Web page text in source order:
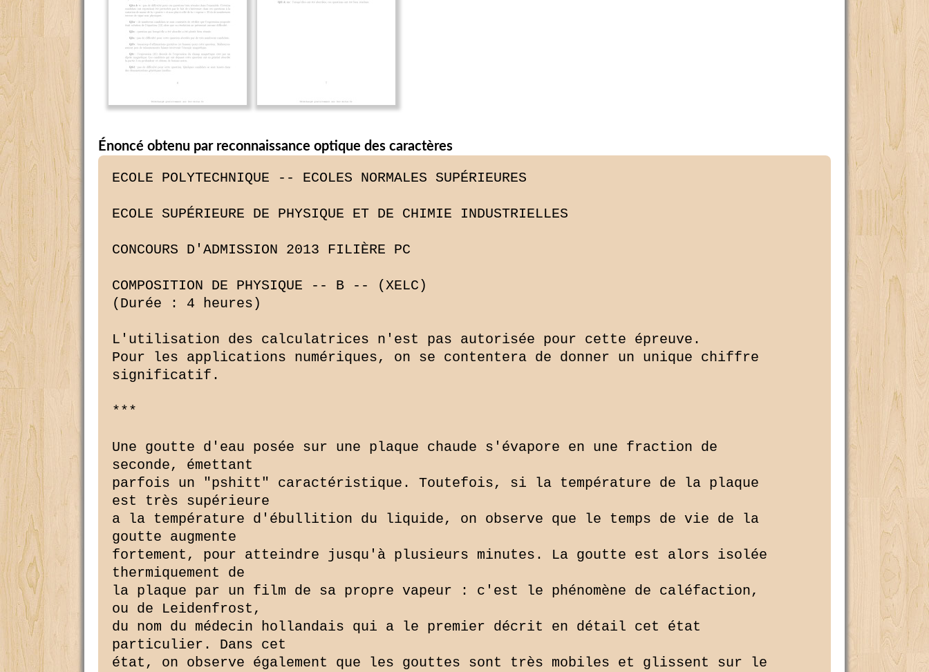
Énoncé obtenu par reconnaissance optique des caractères
ECOLE POLYTECHNIQUE -- ECOLES NORMALES SUPÉRIEURES
ECOLE SUPÉRIEURE DE PHYSIQUE ET DE CHIMIE INDUSTRIELLES
CONCOURS D'ADMISSION 2013 FILIÈRE PC
COMPOSITION DE PHYSIQUE -- B -- (XELC)
(Durée : 4 heures)
L'utilisation des calculatrices n'est pas autorisée pour cette épreuve.
Pour les applications numériques, on se contentera de donner un unique chiffre
significatif.
***
Une goutte d'eau posée sur une plaque chaude s'évapore en une fraction de
seconde, émettant
parfois un "pshitt" caractéristique. Toutefois, si la température de la plaque
est très supérieure
a la température d'ébullition du liquide, on observe que le temps de vie de la
goutte augmente
fortement, pour atteindre jusqu'à plusieurs minutes. La goutte est alors isolée
thermiquement de
la plaque par un film de sa propre vapeur : c'est le phénomène de caléfaction,
ou de Leidenfrost,
du nom du médecin hollandais qui a le premier décrit en détail cet état
particulier. Dans cet
état, on observe également que les gouttes sont très mobiles et glissent sur le